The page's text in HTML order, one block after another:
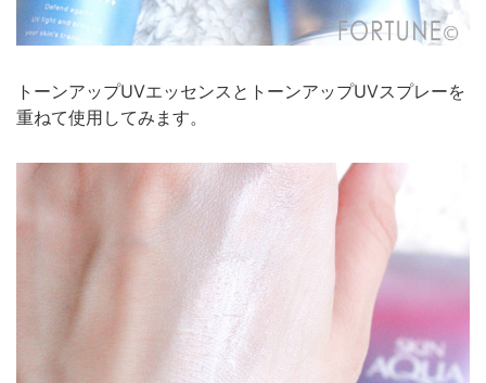
トーンアップUVエッセンスとトーンアップUVスプレーを
重ねて使用してみます。